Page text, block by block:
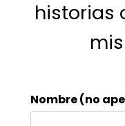
historias
Nombre (no